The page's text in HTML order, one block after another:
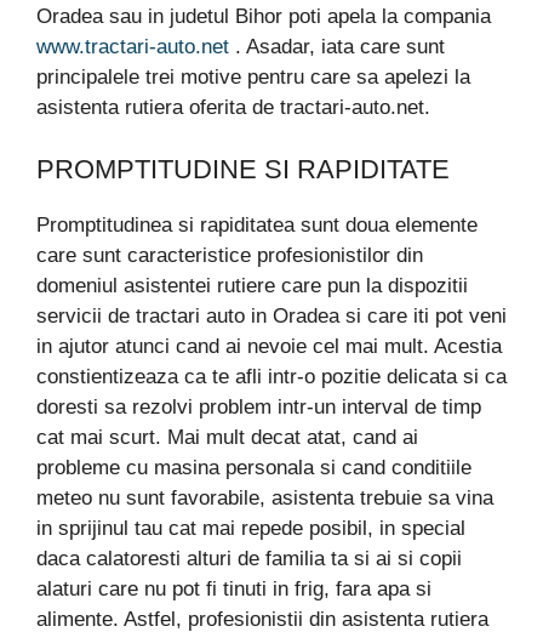
Oradea sau in judetul Bihor poti apela la compania
www.tractari-auto.net . Asadar, iata care sunt
principalele trei motive pentru care sa apelezi la
asistenta rutiera oferita de tractari-auto.net.
PROMPTITUDINE SI RAPIDITATE
Promptitudinea si rapiditatea sunt doua elemente
care sunt caracteristice profesionistilor din
domeniul asistentei rutiere care pun la dispozitii
servicii de tractari auto in Oradea si care iti pot veni
in ajutor atunci cand ai nevoie cel mai mult. Acestia
constientizeaza ca te afli intr-o pozitie delicata si ca
doresti sa rezolvi problem intr-un interval de timp
cat mai scurt. Mai mult decat atat, cand ai
probleme cu masina personala si cand conditiile
meteo nu sunt favorabile, asistenta trebuie sa vina
in sprijinul tau cat mai repede posibil, in special
daca calatoresti alturi de familia ta si ai si copii
alaturi care nu pot fi tinuti in frig, fara apa si
alimente. Astfel, profesionistii din asistenta rutiera